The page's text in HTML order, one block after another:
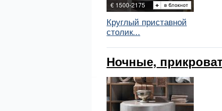
€ 1500-2175
Круглый приставной
столик...
Ночные,